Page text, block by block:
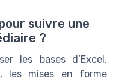
suivre une
?
les bases d’Excel,
les mises en forme